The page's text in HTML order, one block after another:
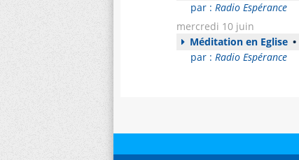
par : Radio Espérance
mercredi 10 juin
Méditation en Eglise •
par : Radio Espérance